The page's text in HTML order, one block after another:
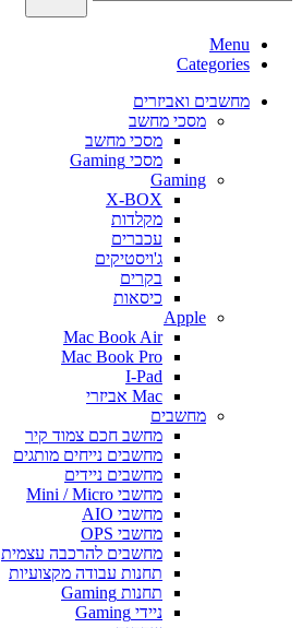
Menu
Categories
מחשבים ואביזרים
מסכי מחשב
מסכי מחשב
מסכי Gaming
Gaming
X-BOX
מקלדות
עכברים
ג'ויסטיקים
בקרים
כיסאות
Apple
Mac Book Air
Mac Book Pro
I-Pad
Mac אביזרי
מחשבים
מחשב חכם צמוד קיר
מחשבים נייחים מותגים
מחשבים ניידים
מחשבי Mini / Micro
מחשבי AIO
מחשבי OPS
מחשבים להרכבה עצמית
תחנות עבודה מקצועיות
תחנות Gaming
ניידי Gaming